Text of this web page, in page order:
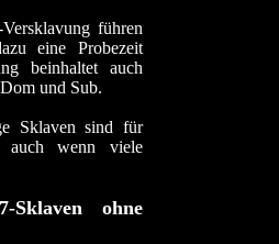
führen
eine Probezeit
beinhaltet auch
und Sub.
Sklaven sind für
auch wenn viele
Sklaven ohne